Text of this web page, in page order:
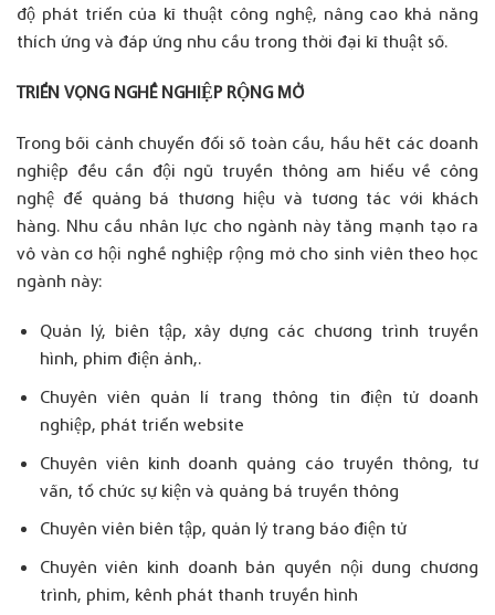
độ phát triển của kĩ thuật công nghệ, nâng cao khả năng
thích ứng và đáp ứng nhu cầu trong thời đại kĩ thuật số.
TRIỂN VỌNG NGHỀ NGHIỆP RỘNG MỞ
Trong bối cảnh chuyển đổi số toàn cầu, hầu hết các doanh
nghiệp đều cần đội ngũ truyền thông am hiểu về công
nghệ để quảng bá thương hiệu và tương tác với khách
hàng. Nhu cầu nhân lực cho ngành này tăng mạnh tạo ra
vô vàn cơ hội nghề nghiệp rộng mở cho sinh viên theo học
ngành này:
Quản lý, biên tập, xây dựng các chương trình truyền
hình, phim điện ảnh,.
Chuyên viên quản lí trang thông tin điện tử doanh
nghiệp, phát triển website
Chuyên viên kinh doanh quảng cáo truyền thông, tư
vấn, tổ chức sự kiện và quảng bá truyền thông
Chuyên viên biên tập, quản lý trang báo điện tử
Chuyên viên kinh doanh bản quyền nội dung chương
trình, phim, kênh phát thanh truyền hình